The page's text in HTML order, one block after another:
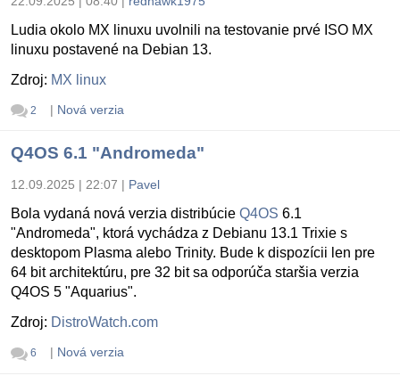
Ludia okolo MX linuxu uvolnili na testovanie prvé ISO MX
linuxu postavené na Debian 13.
Zdroj: MX linux
2 | Nová verzia
Q4OS 6.1 "Andromeda"
12.09.2025 | 22:07 | Pavel
Bola vydaná nová verzia distribúcie Q4OS 6.1
"Andromeda", ktorá vychádza z Debianu 13.1 Trixie s
desktopom Plasma alebo Trinity. Bude k dispozícii len pre
64 bit architektúru, pre 32 bit sa odporúča staršia verzia
Q4OS 5 "Aquarius".
Zdroj: DistroWatch.com
6 | Nová verzia